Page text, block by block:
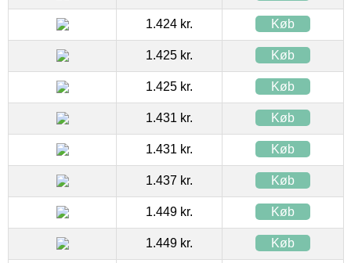
1.424 kr. Køb
1.425 kr. Køb
1.425 kr. Køb
1.431 kr. Køb
1.431 kr. Køb
1.437 kr. Køb
1.449 kr. Køb
1.449 kr. Køb